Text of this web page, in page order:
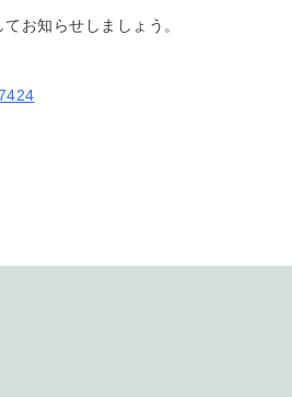
お知らせしましょう。